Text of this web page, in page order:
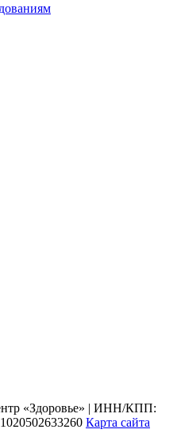
«Здоровье» | ИНН/КПП:
Карта сайта